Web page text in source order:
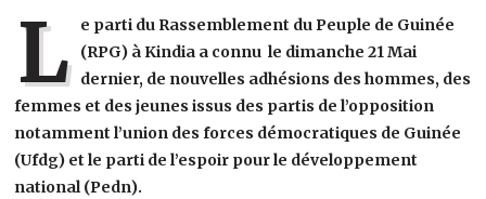
L e parti du Rassemblement du Peuple de Guinée
(RPG) à Kindia a connu le dimanche 21 Mai
dernier, de nouvelles adhésions des hommes, des
femmes et des jeunes issus des partis de l’opposition
notamment l’union des forces démocratiques de Guinée
(Ufdg) et le parti de l’espoir pour le développement
national (Pedn).